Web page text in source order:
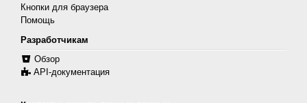
Кнопки для браузера
Помощь
Разработчикам
Обзор
API-документация